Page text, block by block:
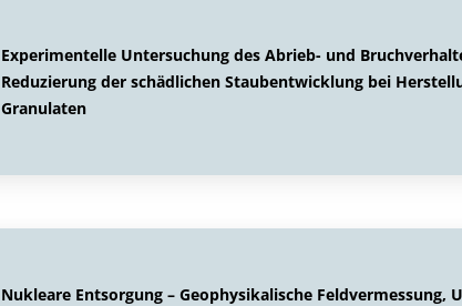
Experimentelle Untersuchung des Abrieb- und
Reduzierung der schädlichen Staubentwicklung bei
Granulaten
Nukleare Entsorgung – Geophysikalische Feldvermessung,